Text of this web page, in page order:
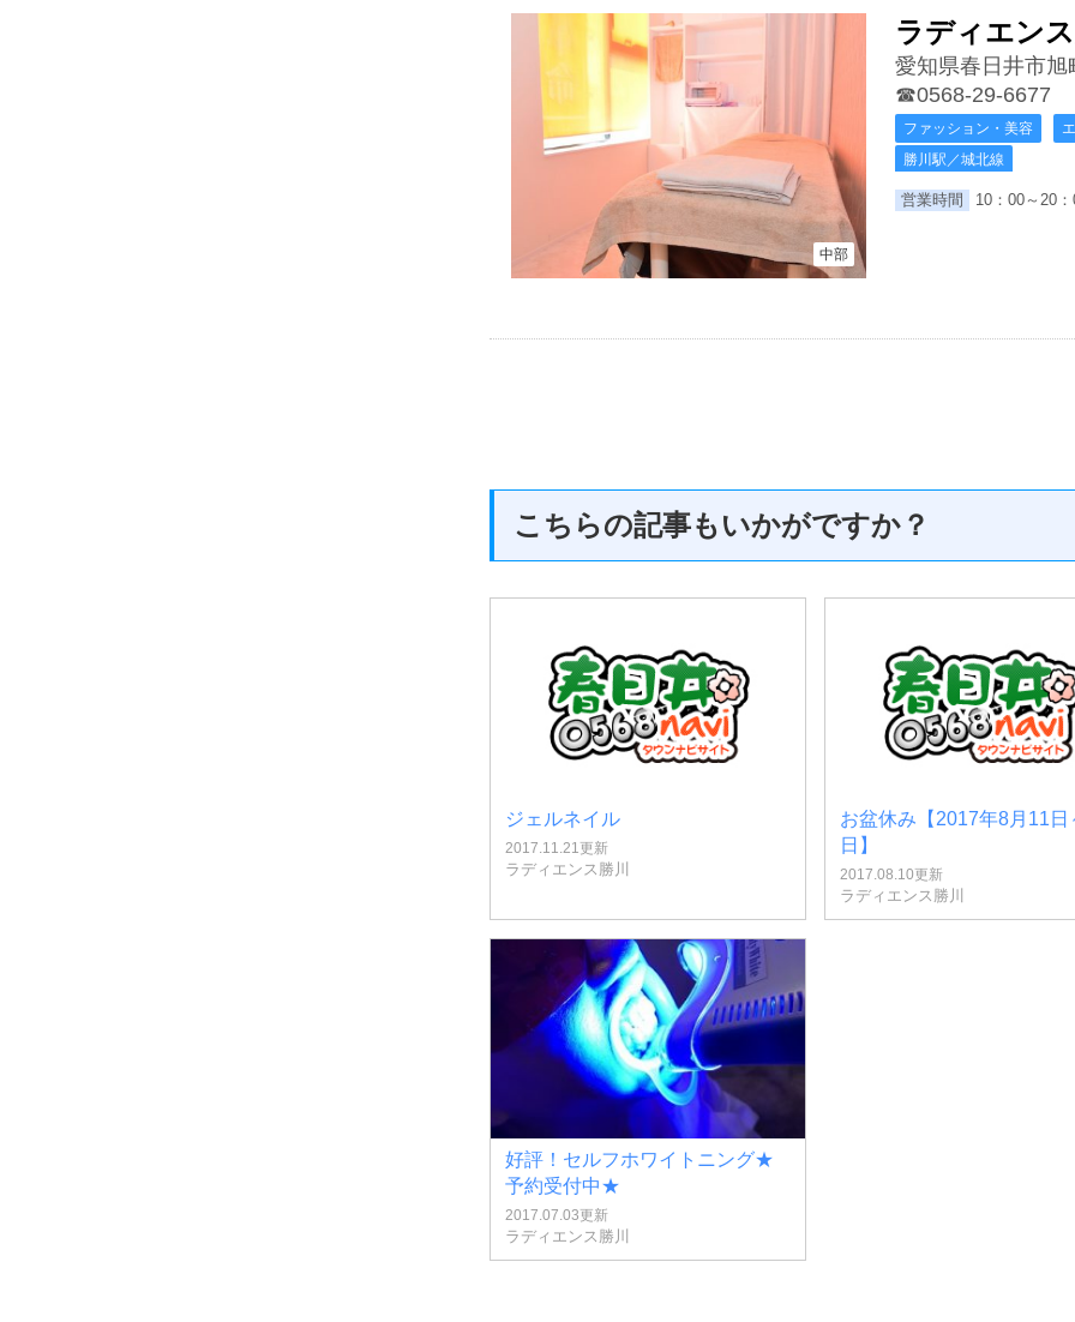
中部
ラディエンス
愛知県春日井市
☎0568-29-6677
ファッション・美容
勝川駅／城北線
営業時間 10：00～20
こちらの記事もいかがですか？
ジェルネイル
2017.11.21更新
ラディエンス勝川
お盆休み【2017年8月11日
日】
2017.08.10更新
ラディエンス勝川
好評！セルフホワイトニング★
予約受付中★
2017.07.03更新
ラディエンス勝川